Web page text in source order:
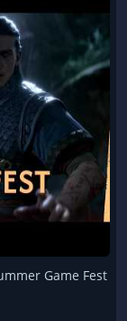
Game Fest